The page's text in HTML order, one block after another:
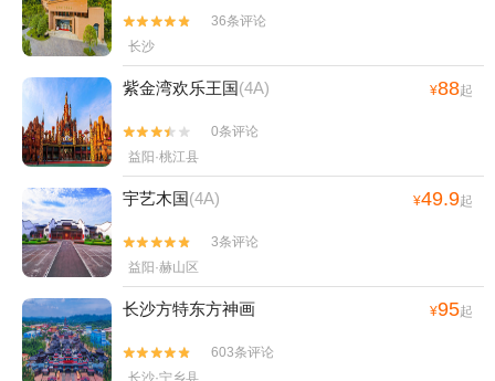


36条评论
长沙
紫金湾欢乐王国(4A) ¥88起


0条评论
益阳·桃江县
宇艺木国(4A) ¥49.9起


3条评论
益阳·赫山区
长沙方特东方神画 ¥95起


603条评论